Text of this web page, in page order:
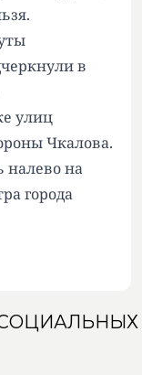
в
улиц
Чкалова.
налево на
города